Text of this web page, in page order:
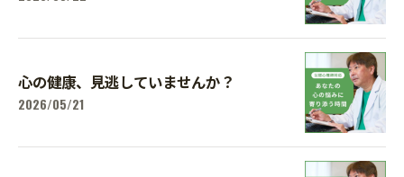
心の健康、見逃していませんか？
2026/05/21